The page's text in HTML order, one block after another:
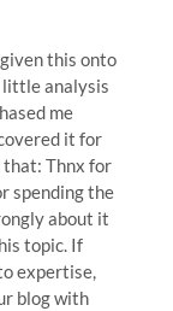
this onto
little analysis
me
it for
that: Thnx for
spending the
about it
topic. If
expertise,
blog with